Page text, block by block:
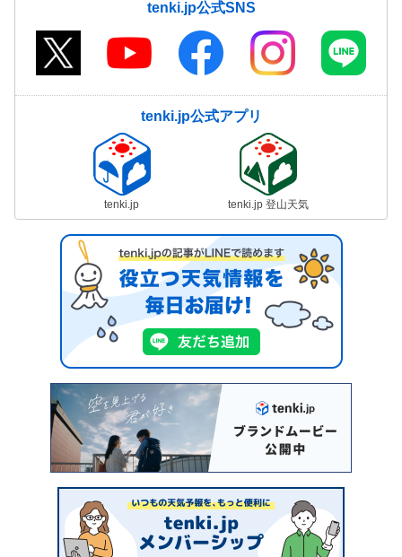
tenki.jp公式SNS
tenki.jp公式アプリ
tenki.jp tenki.jp 登山天気